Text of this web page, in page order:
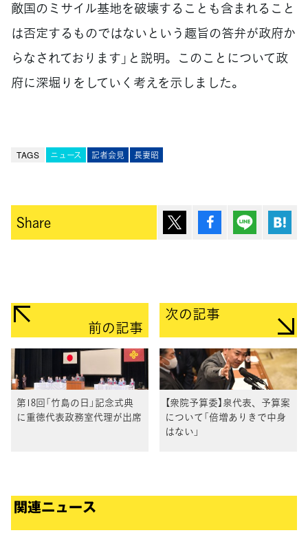
敵国のミサイル基地を破壊することも含まれること
は否定するものではないという趣旨の答弁が政府か
らなされております」と説明。このことについて政
府に深堀りをしていく考えを示しました。
TAGS ニュース 記者会見 長妻昭
Share ポスト シェア Lineで送
前の記事
第18回「竹島の日」記念式典
に重徳代表政務室代理が出席
次の記事
【衆院予算委】泉代表、予算案
について「倍増ありきで中身
はない」
関連ニュース